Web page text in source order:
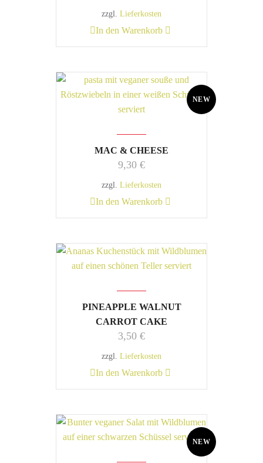
zzgl. Lieferkosten
In den Warenkorb
NEW
MAC & CHEESE
9,30 €
zzgl. Lieferkosten
In den Warenkorb
PINEAPPLE WALNUT
CARROT CAKE
3,50 €
zzgl. Lieferkosten
In den Warenkorb
NEW